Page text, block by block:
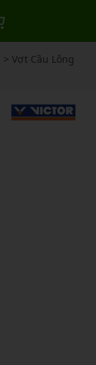
> Vợt Cầu Lông